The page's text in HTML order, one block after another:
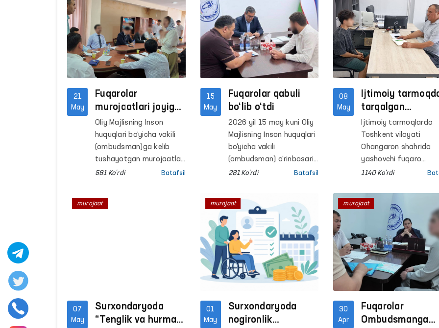
ayollar bilan muloqot
qilindi.
21
May
Fuqarolar
murojaatlari joyiga
chiqib
o‘rganilmoqda
Oliy Majlisning Inson
huquqlari bo‘yicha vakili
(ombudsman)ga kelib
tushayotgan murojaatlar
hududlarda joyiga
581 Ko'rdi Batafsil
15
May
Fuqarolar qabuli
bo‘lib o‘tdi
2026 yil 15 may kuni Oliy
Majlisning Inson huquqlari
bo‘yicha vakili
(ombudsman) o‘rinbosari
B.Narimanov tomonidan
281 Ko'rdi Batafsil
08
May
Ijtimoiy
tarqalgan
Ohangarondagi
videomurojaat
yuzasidan
Ijtimoiy tarmoqlarda
Toshkent viloyati
Ohangaron shahrida
yashovchi fuqaro
E.Xaliqovaning o‘g‘li
tarqalgan
Oliy Majlisning Inson
huquqlari bo‘yicha
(ombudsman)
nazoratga olingan
o‘rganildi.
1140 Ko'rdi
07
May
Surxondaryoda
“Tenglik va hurmat”
murojaat
01
May
Surxondaryoda
nogironlik
murojaat
30
Apr
Fuqarolar
Ombudsmanga
murojaat